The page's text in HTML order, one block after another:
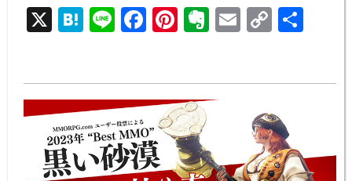
X H
at
n
a
Li
n
F
a
e
b
o
o
Pi
nt
e
st
E
v
n
e
E
m
C
o
y
Li
n
k